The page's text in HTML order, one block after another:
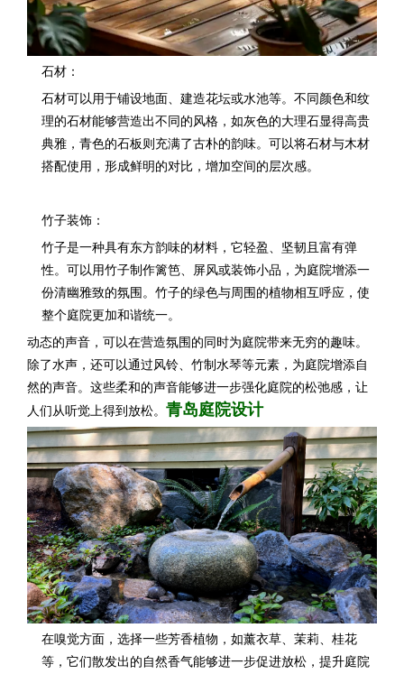
石材：
石材可以用于铺设地面、建造花坛或水池等。不同颜色和纹
理的石材能够营造出不同的风格，如灰色的大理石显得高贵
典雅，青色的石板则充满了古朴的韵味。可以将石材与木材
搭配使用，形成鲜明的对比，增加空间的层次感。
竹子装饰：
竹子是一种具有东方韵味的材料，它轻盈、坚韧且富有弹
性。可以用竹子制作篱笆、屏风或装饰小品，为庭院增添一
份清幽雅致的氛围。竹子的绿色与周围的植物相互呼应，使
整个庭院更加和谐统一。
动态的声音，可以在营造氛围的同时为庭院带来无穷的趣味。
除了水声，还可以通过风铃、竹制水琴等元素，为庭院增添自
然的声音。这些柔和的声音能够进一步强化庭院的松弛感，让
人们从听觉上得到放松。 青岛庭院设计
在嗅觉方面，选择一些芳香植物，如薰衣草、茉莉、桂花
等，它们散发出的自然香气能够进一步促进放松，提升庭院